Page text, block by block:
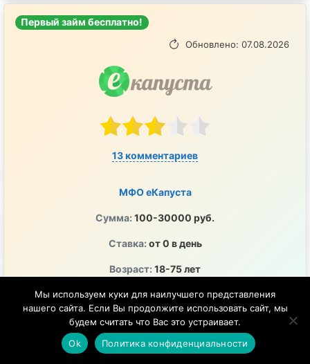
Первый займ бесплатно!
Обновлено: 07.08.2026
13 комментариев
МФО еКапуста
Сумма: 100-30000 руб.
Ставка: от 0 в день
Возраст: 18-75 лет
ОГРН:1125476023298
ПСК: 0-292% годовых
ЦБ РФ:2120754001243
Перечисление денег на любой удобный счет
Мы используем куки для наилучшего представления
нашего сайта. Если Вы продолжите использовать сайт, мы
будем считать что Вас это устраивает.
Ok
Политика конфиденциальности